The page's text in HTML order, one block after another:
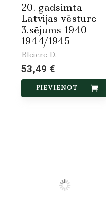
20. gadsimta
Latvijas vēsture
3.sējums 1940-
1944/1945
Bleiere D.
53,49 €
PIEVIENOT